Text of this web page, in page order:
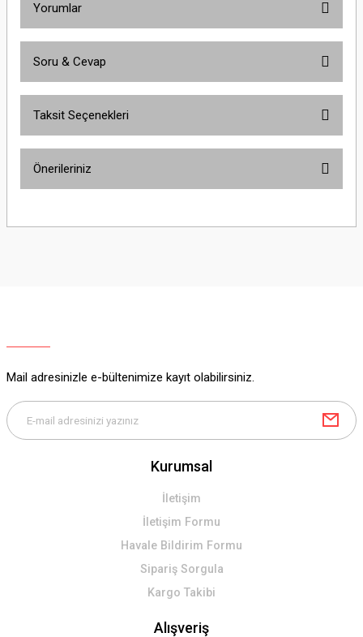
Yorumlar
Soru & Cevap
Taksit Seçenekleri
Önerileriniz
yetersiz gördüğünüz noktaları öneri formunu kullanarak tarafımıza
Bu ürüne benzer farklı alternatifler olmalı.
Gönder
Mail adresinizle e-bültenimize kayıt olabilirsiniz.
Kurumsal
İletişim
İletişim Formu
Havale Bildirim Formu
Sipariş Sorgula
Kargo Takibi
Alışveriş